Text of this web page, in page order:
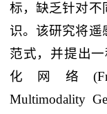
标，缺乏针对不
识。该研究将遥
范式，并提出
化网络
Multimodality